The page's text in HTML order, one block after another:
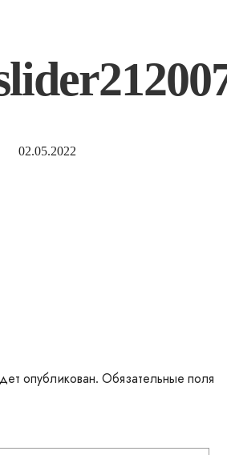
02.05.2022
опубликован. Обязательные поля